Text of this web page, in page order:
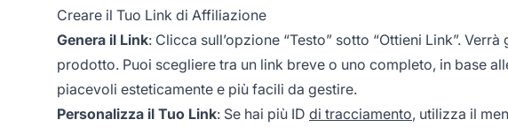
Creare il Tuo Link di Affiliazione
Genera il Link: Clicca sull’opzione “Testo” sotto “Ottieni Link”.
prodotto. Puoi scegliere tra un link breve o uno completo, in base
piacevoli esteticamente e più facili da gestire.
Personalizza il Tuo Link: Se hai più ID di tracciamento, utilizza il